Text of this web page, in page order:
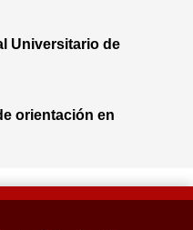
Universitario de
orientación en